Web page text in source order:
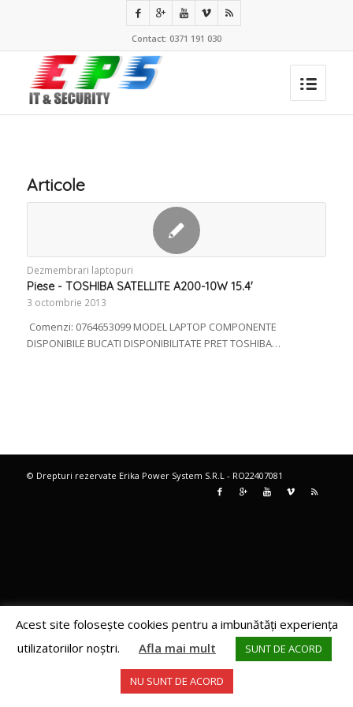
Contact: 0371 191 030
Articole
Dezmembrari laptopuri
Piese - TOSHIBA SATELLITE A200-10W 15.4'
3 octombrie 2013
Comenzi: 0764653099 MODEL LAPTOP COMPONENTE
DISPONIBILE BUCATI DISPONIBILITATE PRET TOSHIBA…
© Drepturi rezervate Erika Power System S.R.L - RO22407081
Acest site foloseşte cookies pentru a imbunătăţi experienţa
utilizatoriilor noştri.
Afla mai mult SUNT DE ACORD
NU SUNT DE ACORD